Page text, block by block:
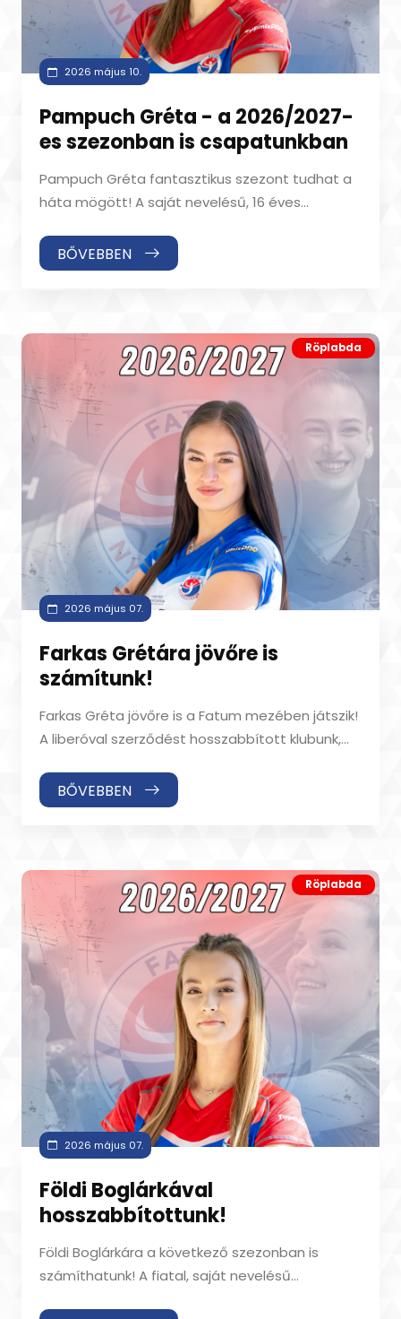
2026 május 10.
Pampuch Gréta - a 2026/2027-
es szezonban is csapatunkban
Pampuch Gréta fantasztikus szezont tudhat a
háta mögött! A saját nevelésű, 16 éves
BŐVEBBEN
Röplabda
2026 május 07.
Farkas Grétára jövőre is
számítunk!
Farkas Gréta jövőre is a Fatum mezében játszik!
A liberóval szerződést hosszabbított klubunk,
BŐVEBBEN
Röplabda
2026 május 07.
Földi Boglárkával
hosszabbítottunk!
Földi Boglárkára a következő szezonban is
számíthatunk! A fiatal, saját nevelésű